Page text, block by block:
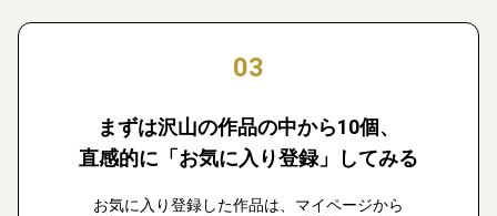
03
まずは沢山の作品の中から10個、
直感的に「お気に入り登録」してみる
お気に入り登録した作品は、マイページから